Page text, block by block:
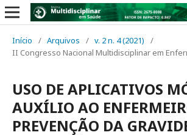
Início / Arquivos / v. 2 n. 4 (2021)
/
II Congresso Nacional Multidisciplinar em
USO DE APLICATIVOS
AUXÍLIO AO
PREVENÇÃO DA